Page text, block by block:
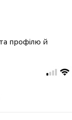
профілю й